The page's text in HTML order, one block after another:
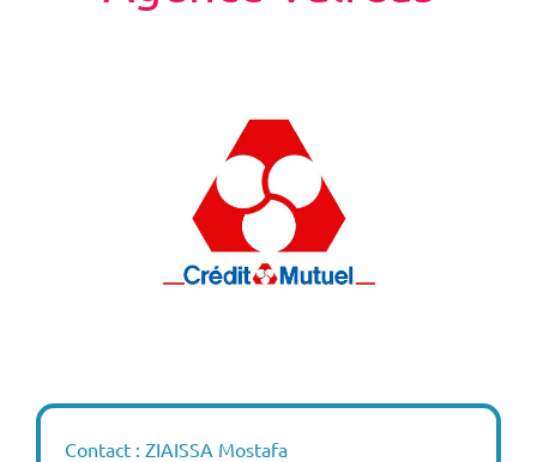
Contact : ZIAISSA Mostafa